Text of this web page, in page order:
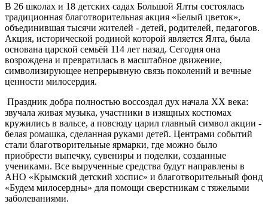
В 26 школах и 18 детских садах Большой Ялты состоялась
традиционная благотворительная акция «Белый цветок»,
объединившая тысячи жителей - детей, родителей, педагогов.
Акция, исторической родиной которой является Ялта, была
основана царской семьёй 114 лет назад. Сегодня она
возрождена и превратилась в масштабное движение,
символизирующее непрерывную связь поколений и вечные
ценности милосердия.
Праздник добра полностью воссоздал дух начала XX века:
звучала живая музыка, участники в изящных костюмах
кружились в вальсе, а повсюду царил главный символ акции -
белая ромашка, сделанная руками детей. Центрами событий
стали благотворительные ярмарки, где можно было
приобрести выпечку, сувениры и поделки, созданные
учениками. Все вырученные средства будут направлены в
АНО «Крымский детский хоспис» и благотворительный фонд
«Будем милосердны» для помощи сверстникам с тяжелыми
заболеваниями.